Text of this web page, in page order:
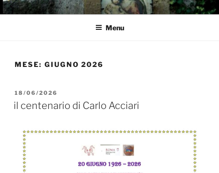
Salta
al
GARBATELLA
Un Blog sul quartiere della Garbatella
Menu
MESE: GIUGNO 2026
PUBBLICATO
IL
18/06/2026
il centenario di Carlo Acciari